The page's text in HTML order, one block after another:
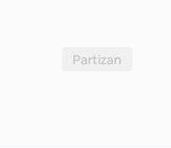
Partizan